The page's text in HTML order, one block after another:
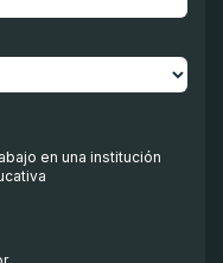
en una institución